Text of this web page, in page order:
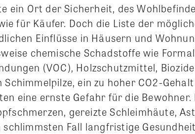
ein Ort der Sicherheit, des
für Käufer. Doch die Liste der
Einflüsse in Häusern und
chemische Schadstoffe wie
(VOC), Holzschutzmittel,
Schimmelpilze, ein zu hoher CO2-
eine ernste Gefahr für die Bewohner.
gereizte Schleimhäute,
Fall langfristige